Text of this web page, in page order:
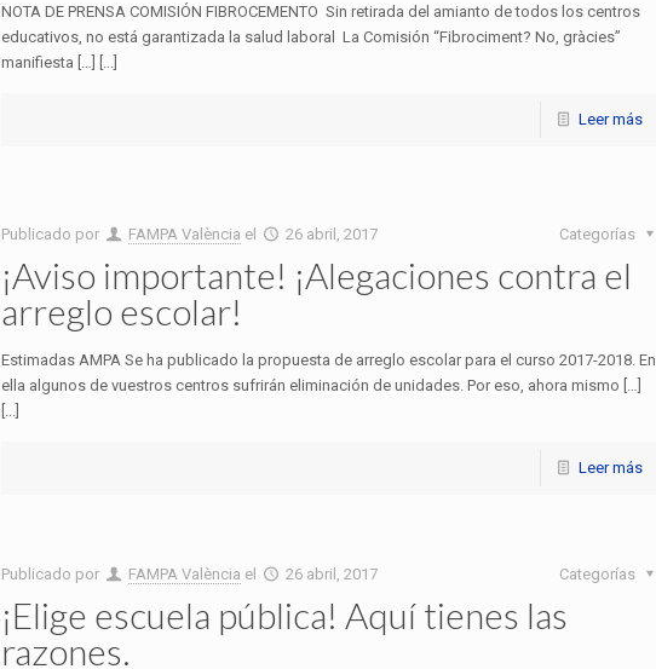
NOTA DE PRENSA COMISIÓN FIBROCEMENTO Sin retirada del amianto de todos los centros
educativos, no está garantizada la salud laboral La Comisión “Fibrociment? No, gràcies”
manifiesta […] [...]
Leer más
Publicado por FAMPA València el 26 abril, 2017 Categorías
¡Aviso importante! ¡Alegaciones contra el
arreglo escolar!
Estimadas AMPA Se ha publicado la propuesta de arreglo escolar para el curso 2017-2018. En
ella algunos de vuestros centros sufrirán eliminación de unidades. Por eso, ahora mismo […]
[...]
Leer más
Publicado por FAMPA València el 26 abril, 2017 Categorías
¡Elige escuela pública! Aquí tienes las
razones.